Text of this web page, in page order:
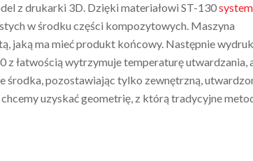
z drukarki 3D. Dzięki materiałowi ST-130
w środku części kompozytowych. Maszyna
jaką ma mieć produkt końcowy. Następnie wydruk
z łatwością wytrzymuje temperaturę utwardzania,
środka, pozostawiając tylko zewnętrzną,
uzyskać geometrię, z którą tradycyjne